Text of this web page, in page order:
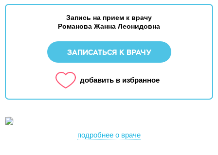
Запись на прием к врачу
Романова Жанна Леонидовна
ЗАПИСАТЬСЯ К ВРАЧУ
добавить в избранное
подробнее о враче